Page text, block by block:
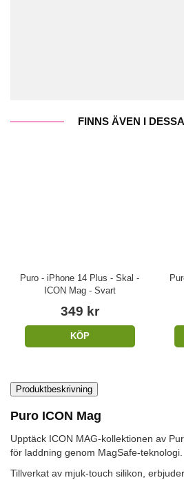
FINNS ÄVEN I
Puro - iPhone 14 Plus - Skal -
ICON Mag - Svart
349 kr
KÖP
Produktbeskrivning
Puro ICON Mag
Upptäck ICON MAG-kollektionen av
för laddning genom MagSafe-teknologi.
Tillverkat av mjuk-touch silikon,